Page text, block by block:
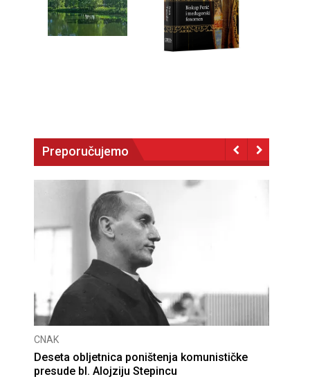
Preporučujemo
CNAK
Deseta obljetnica poništenja komunističke
presude bl. Alojziju Stepincu